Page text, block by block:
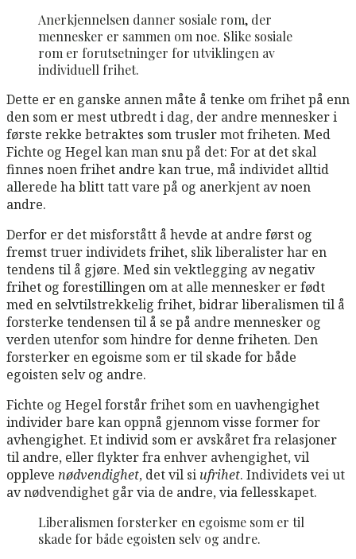
Anerkjennelsen danner sosiale rom, der
mennesker er sammen om noe. Slike sosiale
rom er forutsetninger for utviklingen av
individuell frihet.
Dette er en ganske annen måte å tenke om frihet på enn
den som er mest utbredt i dag, der andre mennesker i
første rekke betraktes som trusler mot friheten. Med
Fichte og Hegel kan man snu på det: For at det skal
finnes noen frihet andre kan true, må individet alltid
allerede ha blitt tatt vare på og anerkjent av noen
andre.
Derfor er det misforstått å hevde at andre først og
fremst truer individets frihet, slik liberalister har en
tendens til å gjøre. Med sin vektlegging av negativ
frihet og forestillingen om at alle mennesker er født
med en selvtilstrekkelig frihet, bidrar liberalismen til å
forsterke tendensen til å se på andre mennesker og
verden utenfor som hindre for denne friheten. Den
forsterker en egoisme som er til skade for både
egoisten selv og andre.
Fichte og Hegel forstår frihet som en uavhengighet
individer bare kan oppnå gjennom visse former for
avhengighet. Et individ som er avskåret fra relasjoner
til andre, eller flykter fra enhver avhengighet, vil
oppleve nødvendighet, det vil si ufrihet. Individets vei ut
av nødvendighet går via de andre, via fellesskapet.
Liberalismen forsterker en egoisme som er til
skade for både egoisten selv og andre.